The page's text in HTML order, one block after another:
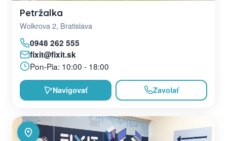
Petržalka
Wolkrova 2, Bratislava
0948 262 555
fixit@fixit.sk
Pon-Pia: 10:00 - 18:00
Navigovať Zavolať